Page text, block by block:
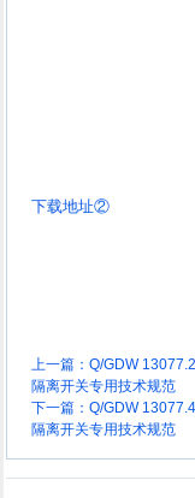
下载地址②
上一篇： Q/GDW
隔离开关专用技术规范
下一篇： Q/GDW
隔离开关专用技术规范